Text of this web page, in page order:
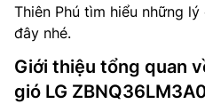
Thiên Phú tìm hiểu những
đây nhé.
Giới thiệu tổng quan
gió LG